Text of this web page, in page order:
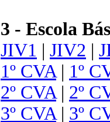
3 - Escola
JIV1 | JIV2 |
1º CVA| 1º
2º CVA| 2º
3º CVA| 3º